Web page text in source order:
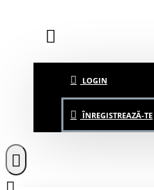
LOGIN
ÎNREGISTREAZĂ-TE